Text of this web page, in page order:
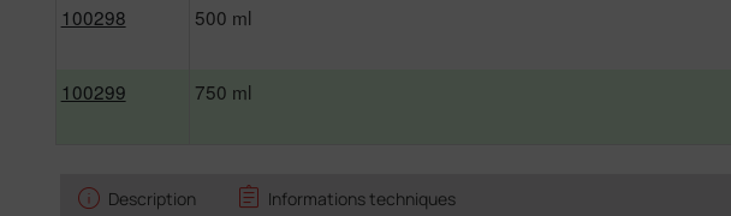
100298 500 ml
100299 750 ml
info Description assignment Informations techniques